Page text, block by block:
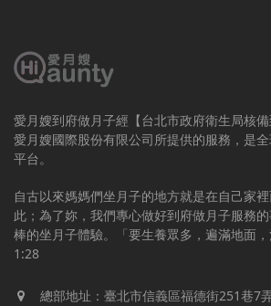
愛月嫂到府做月子經【台北市政府衛生局核
愛月嫂國際股份有限公司所提供的服務，是
平台。
自古以來媽媽們坐月子的地方就是在自己家
此；為了妳，我們專心做好到府做月子服務
棒的坐月子體驗。「要生養眾多，遍滿地面
1:28
總部地址：臺北市信義區福德街251巷7